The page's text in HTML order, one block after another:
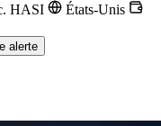
HASI
États-Unis
alerte